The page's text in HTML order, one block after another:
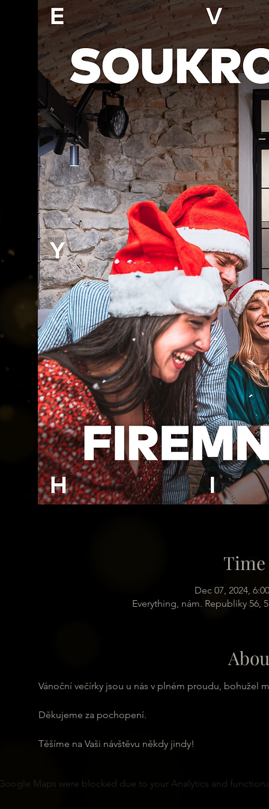
Dec 07, 2024,
Everything, nám. Republiky 56,
Vánoční večírky jsou u nás v plném proudu, bohužel
Děkujeme za pochopení.
Těšíme na Vaši návštěvu někdy jindy!
Maps were blocked due to your Analytics and